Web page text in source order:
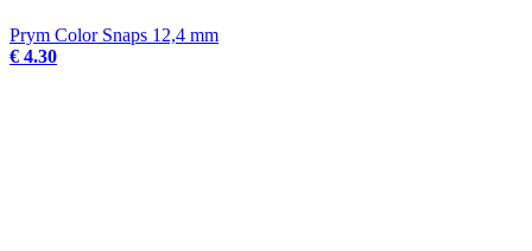
Prym Color Snaps 12,4 mm
€ 4.30